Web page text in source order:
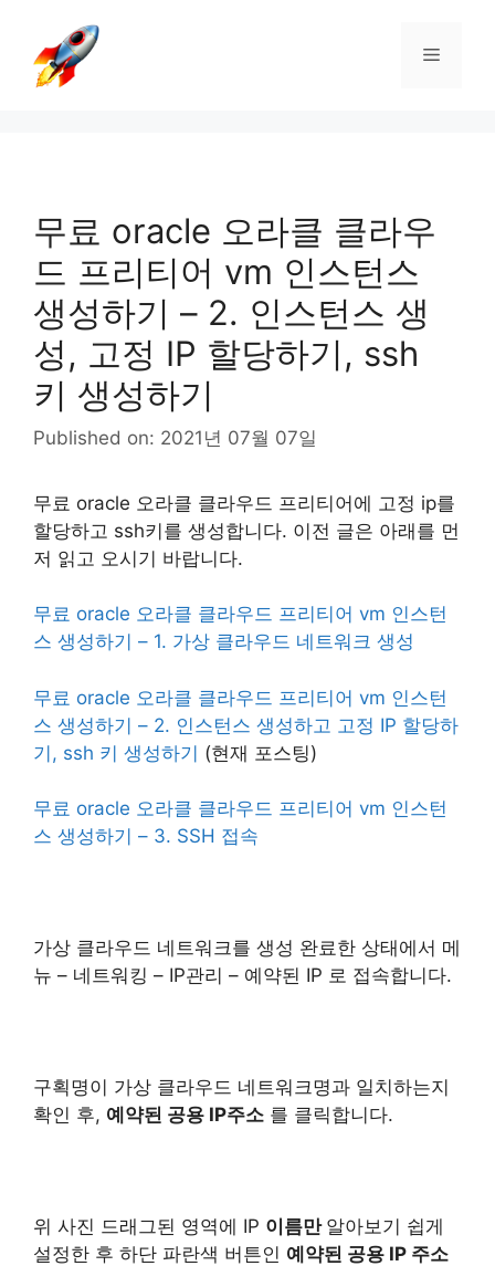
content
Menu
무료 oracle 오라클 클라우
드 프리티어 vm 인스턴스
생성하기 – 2. 인스턴스 생
성, 고정 IP 할당하기, ssh
키 생성하기
Published on: 2021년 07월 07일
무료 oracle 오라클 클라우드 프리티어에 고정 ip를
할당하고 ssh키를 생성합니다. 이전 글은 아래를 먼
저 읽고 오시기 바랍니다.
무료 oracle 오라클 클라우드 프리티어 vm 인스턴
스 생성하기 – 1. 가상 클라우드 네트워크 생성
무료 oracle 오라클 클라우드 프리티어 vm 인스턴
스 생성하기 – 2. 인스턴스 생성하고 고정 IP 할당하
기, ssh 키 생성하기 (현재 포스팅)
무료 oracle 오라클 클라우드 프리티어 vm 인스턴
스 생성하기 – 3. SSH 접속
가상 클라우드 네트워크를 생성 완료한 상태에서 메
뉴 – 네트워킹 – IP관리 – 예약된 IP 로 접속합니다.
구획명이 가상 클라우드 네트워크명과 일치하는지
확인 후, 예약된 공용 IP주소 를 클릭합니다.
위 사진 드래그된 영역에 IP 이름만 알아보기 쉽게
설정한 후 하단 파란색 버튼인 예약된 공용 IP 주소